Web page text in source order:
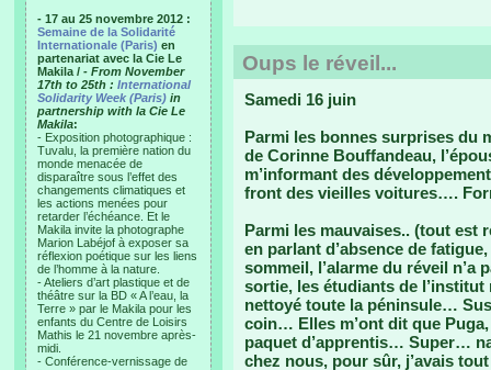
- 17 au 25 novembre 2012 :
Semaine de la Solidarité
Internationale (Paris) en
partenariat avec la Cie Le
Makila / - From November
17th to 25th : International
Solidarity Week (Paris) in
partnership with la Cie Le
Makila:
- Exposition photographique :
Tuvalu, la première nation du
monde menacée de
disparaître sous l’effet des
changements climatiques et
les actions menées pour
retarder l’échéance. Et le
Makila invite la photographe
Marion Labéjof à exposer sa
réflexion poétique sur les liens
de l’homme à la nature.
- Ateliers d’art plastique et de
théâtre sur la BD « A l’eau, la
Terre » par le Makila pour les
enfants du Centre de Loisirs
Mathis le 21 novembre après-
midi.
- Conférence-vernissage de
Oups le réveil...
Samedi 16 juin
Parmi les bonnes surprises du
de Corinne Bouffandeau,
m’informant des
front des vieilles voitures….
Parmi les mauvaises.. (tout est
en parlant d’absence de
sommeil, l’alarme du réveil n’a
sortie, les étudiants de
nettoyé toute la péninsule…
coin… Elles m’ont dit que
paquet d’apprentis… Super…
chez nous, pour sûr, j’avais